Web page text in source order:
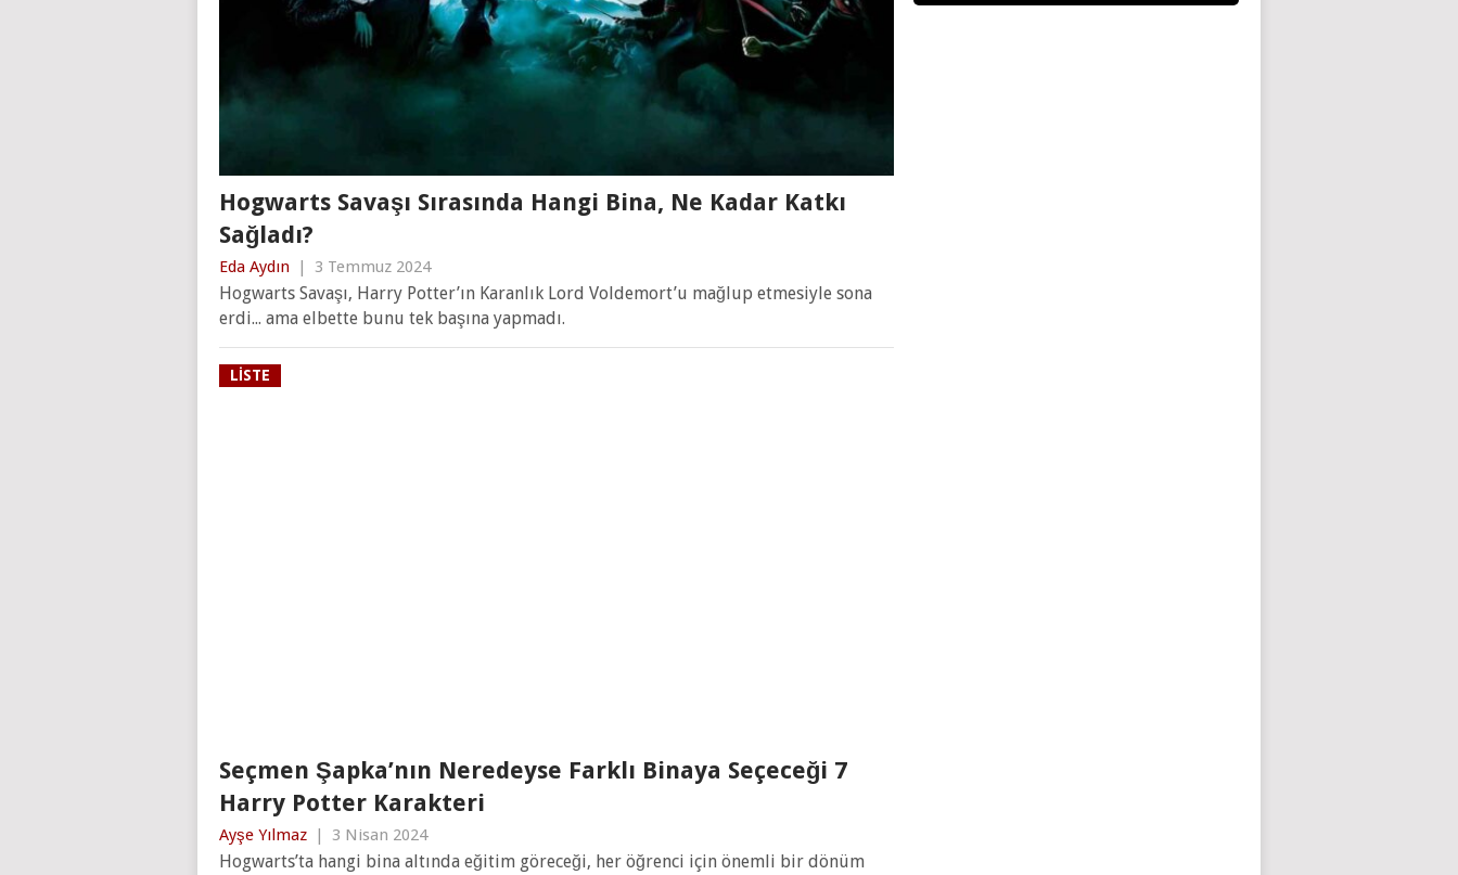
Hogwarts Savaşı Sırasında Hangi Bina, Ne Kadar Katkı
Sağladı?
Eda Aydın 3 Temmuz 2024
Hogwarts Savaşı, Harry Potter’ın Karanlık Lord Voldemort’u mağlup etmesiyle sona
erdi... ama elbette bunu tek başına yapmadı.
LISTE
Seçmen Şapka’nın Neredeyse Farklı Binaya Seçeceği 7
Harry Potter Karakteri
Ayşe Yılmaz 3 Nisan 2024
Hogwarts’ta hangi bina altında eğitim göreceği, her öğrenci için önemli bir dönüm